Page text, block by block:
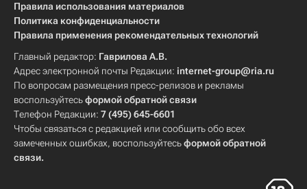
Правила использования материалов
Политика конфиденциальности
Правила применения рекомендательных технологий
Главный редактор: Гаврилова А.В.
Адрес электронной почты Редакции: internet-group@ria.ru
По вопросам размещения пресс-релизов и рекламы
воспользуйтесьформой обратной связи
Телефон Редакции: 7 (495) 645-6601
Чтобы связаться с редакцией или сообщить обо всех
замеченных ошибках, воспользуйтесьформой обратной
связи.